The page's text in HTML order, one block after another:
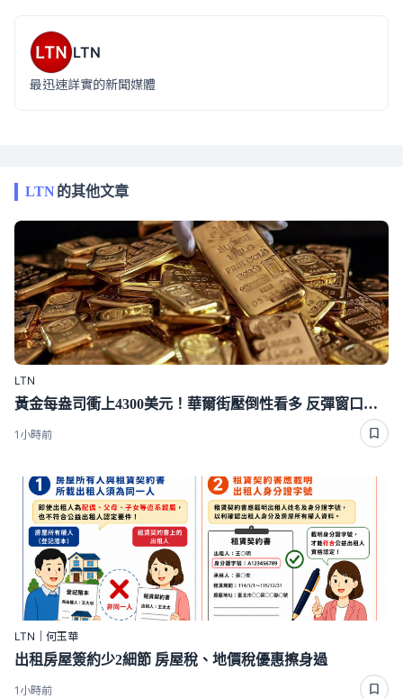
LTN
最迅速詳實的新聞媒體
LTN的其他文章
LTN
黃金每盎司衝上4300美元！華爾街壓倒性看多 反彈窗口打開了？
1小時前
LTN｜何玉華
出租房屋簽約少2細節 房屋稅、地價稅優惠擦身過
1小時前